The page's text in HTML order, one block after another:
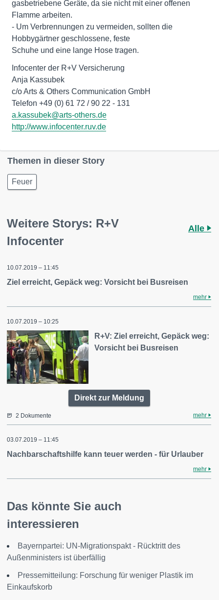
gasbetriebene Geräte, da sie nicht mit einer offenen
Flamme arbeiten.
- Um Verbrennungen zu vermeiden, sollten die
Hobbygärtner geschlossene, feste
Schuhe und eine lange Hose tragen.
Infocenter der R+V Versicherung
Anja Kassubek
c/o Arts & Others Communication GmbH
a.kassubek@arts-others.de
http://www.infocenter.ruv.de
Themen in dieser Story
Feuer
Weitere Storys: R+V
Infocenter
Alle
10.07.2019 – 11:45
Ziel erreicht, Gepäck weg: Vorsicht bei Busreisen
mehr
10.07.2019 – 10:25
R+V: Ziel erreicht, Gepäck weg:
Vorsicht bei Busreisen
Direkt zur Meldung
2 Dokumente mehr
03.07.2019 – 11:45
Nachbarschaftshilfe kann teuer werden - für Urlauber
mehr
Das könnte Sie auch
interessieren
Bayernpartei: UN-Migrationspakt - Rücktritt des
Außenministers ist überfällig
Pressemitteilung: Forschung für weniger Plastik im
Einkaufskorb